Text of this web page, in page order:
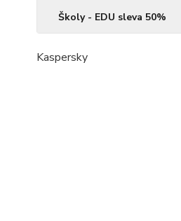
Školy - EDU sleva 50%
Kaspersky